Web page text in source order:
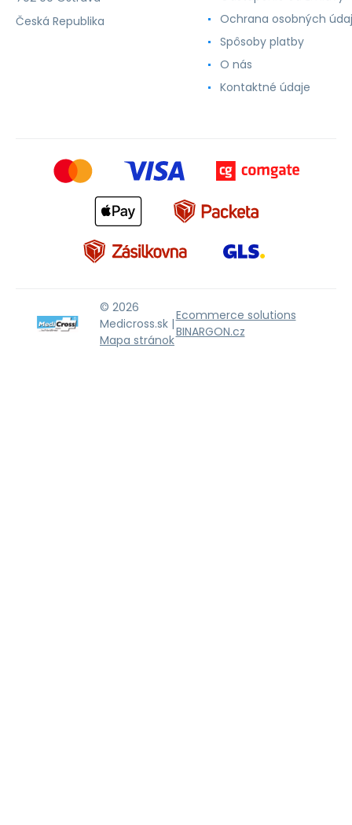
Česká Republika
Ochrana osobných
Spôsoby platby
O nás
Kontaktné údaje
© 2026
Medicross.sk |
Mapa stránok
Ecommerce solutions
BINARGON.cz